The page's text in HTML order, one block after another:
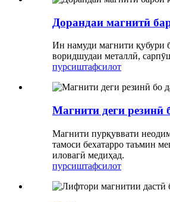
Дорандаи магнитӣ
Ин намуди магнити қубури
воридшудаи металлӣ,
пурсиштафсилот
Магнити деги резинӣ
Магнити пурқуввати
тамоси бехатарро таъмин
иловагӣ медиҳад.
пурсиштафсилот